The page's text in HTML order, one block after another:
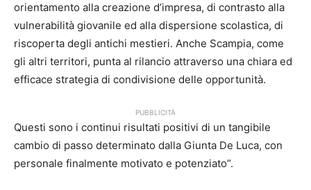
orientamento alla creazione d’impresa, di contrasto alla
vulnerabilità giovanile ed alla dispersione scolastica, di
riscoperta degli antichi mestieri. Anche Scampia, come
gli altri territori, punta al rilancio attraverso una chiara ed
efficace strategia di condivisione delle opportunità.
PUBBLICITÀ
Questi sono i continui risultati positivi di un tangibile
cambio di passo determinato dalla Giunta De Luca, con
personale finalmente motivato e potenziato”.